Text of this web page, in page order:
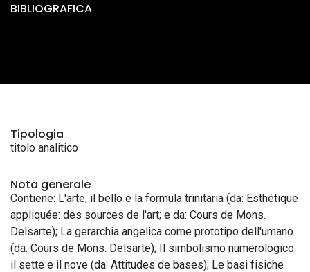
BIBLIOGRAFICA
Tipologia
titolo analitico
Nota generale
Contiene: L'arte, il bello e la formula trinitaria (da: Esthétique
appliquée: des sources de l'art; e da: Cours de Mons.
Delsarte); La gerarchia angelica come prototipo dell'umano
(da: Cours de Mons. Delsarte); Il simbolismo numerologico:
il sette e il nove (da: Attitudes de bases); Le basi fisiche